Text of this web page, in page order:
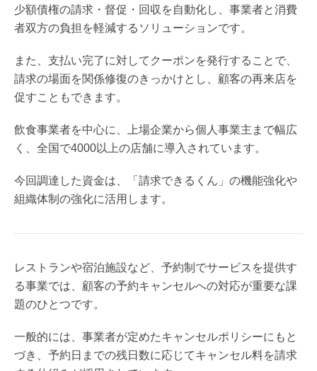
少額債権の請求・督促・回収を自動化し、事業者と消費
者双方の負担を軽減するソリューションです。
また、支払い完了に対してクーポンを発行することで、
請求の場面を関係修復のきっかけとし、顧客の再来店を
促すこともできます。
飲食事業者を中心に、上場企業から個人事業主まで幅広
く、全国で4000以上の店舗に導入されています。
今回調達した資金は、「請求できるくん」の機能強化や
組織体制の強化に活用します。
レストランや宿泊施設など、予約制でサービスを提供す
る事業では、顧客の予約キャンセルへの対応が重要な課
題のひとつです。
一般的には、事業者が定めたキャンセルポリシーにもと
づき、予約日までの残日数に応じてキャンセル料を請求